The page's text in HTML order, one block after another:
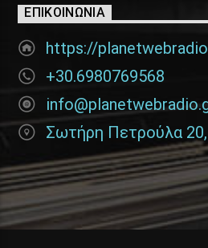
ΕΠΙΚΟΙΝΩΝΊΑ
https://
+30.6980769568
Σωτήρη Πετρούλα